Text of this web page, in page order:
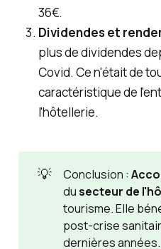
36€.
Dividendes et
plus de dividendes
Covid. Ce n'était de
caractéristique de
l'hôtellerie.
💡 Conclusion :
dusecteur de
tourisme. Elle
post-crise
dernières années.